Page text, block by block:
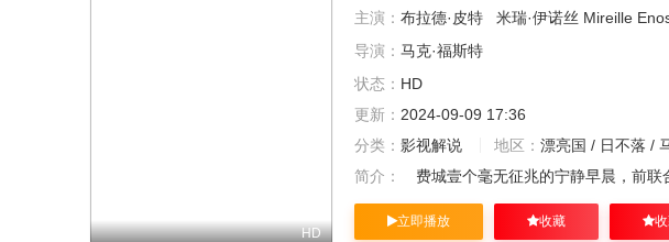
HD
主演： 布拉德·皮特 米瑞·伊诺丝 Mireille
导演： 马克·福斯特
状态： HD
更新： 2024-09-09 17:36
分类： 影视解说 地区： 漂亮国 / 日不落 /
简介：
费城壹个毫无征兆的宁静早晨，前联
立即播放 收藏